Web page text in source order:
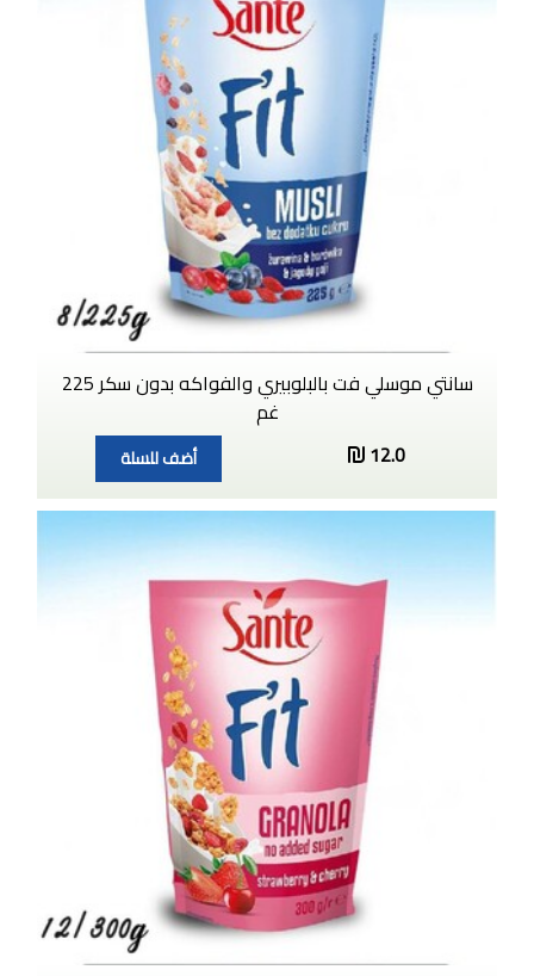
سانتي موسلي فت بالبلوبيري والفواكه بدون سكر 225
غم
12.0
أضف للسلة